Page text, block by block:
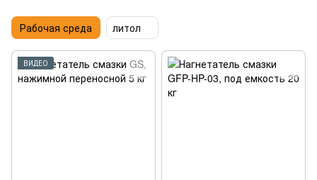
Рабочая среда литол
ВИДЕО